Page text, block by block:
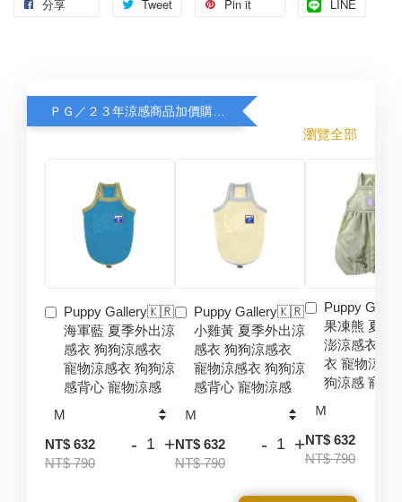
分享 Tweet Pin it LINE
瀏覽全部
Puppy Gallery🇰🇷
海軍藍 夏季外出涼
感衣 狗狗涼感衣
寵物涼感衣 狗狗涼
感背心 寵物涼感
NT$ 632
NT$ 790
- +
Puppy Gallery🇰🇷
小雞黃 夏季外出涼
感衣 狗狗涼感衣
寵物涼感衣 狗狗涼
感背心 寵物涼感
NT$ 632
NT$ 790
- +
Puppy
果凍熊 夏季
澎涼感衣 狗
衣 寵物涼感
狗涼感 寵物
NT$ 632
NT$ 790